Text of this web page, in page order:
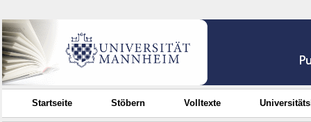
Startseite Stöbern Volltexte